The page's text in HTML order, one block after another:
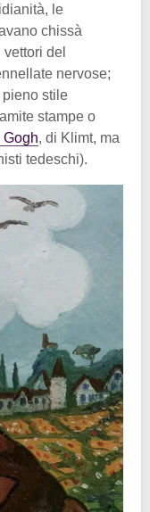
le
chissà
del
nervose;
stile
stampe o
Gogh, di Klimt, ma
tedeschi).